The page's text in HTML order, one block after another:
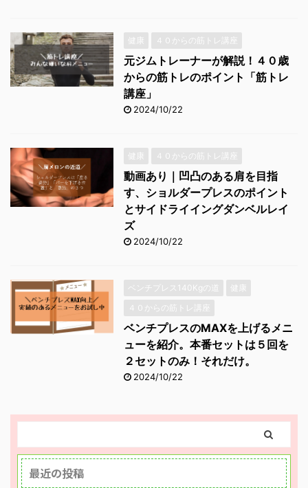
健康 ４０からの筋トレ講座
元ジムトレーナーが解説！４０歳
からの筋トレのポイント「筋トレ
講座」
2024/10/22
健康 ４０からの筋トレ講座
動画あり｜凹凸のある肩を目指
す、ショルダープレスのポイント
とサイドライイングダンベルレイ
ズ
2024/10/22
ベンチプレス140Kgの道
健康
４０からの筋トレ講座
ベンチプレスのMAXを上げるメニ
ューを紹介。本番セットは５回を
２セットのみ！それだけ。
2024/10/22
最近の投稿